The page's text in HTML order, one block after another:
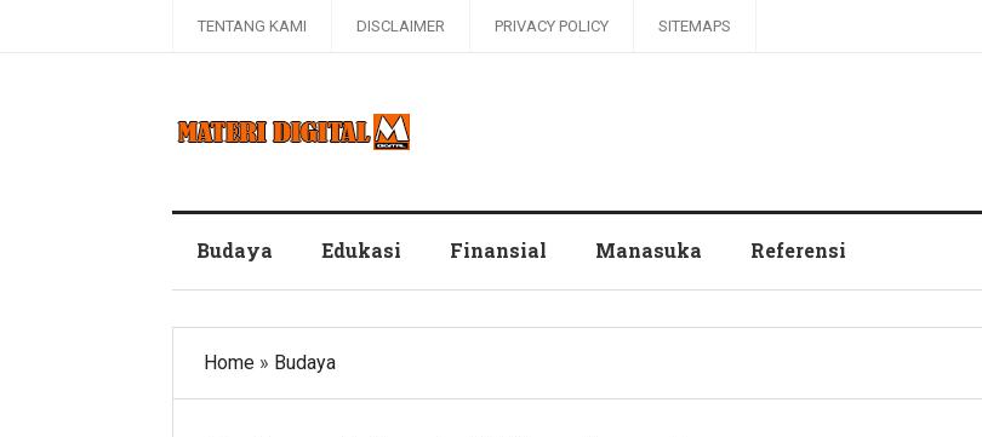
TENTANG KAMI DISCLAIMER PRIVACY POLICY SITEMAPS
Budaya Edukasi Finansial Manasuka Referensi
Home » Budaya